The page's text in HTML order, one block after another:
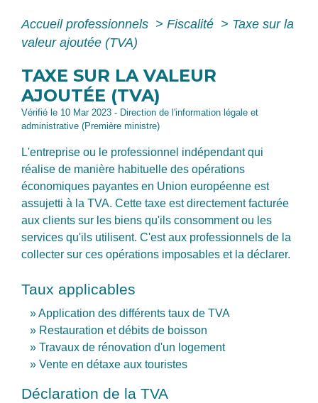
Accueil professionnels > Fiscalité > Taxe sur la
valeur ajoutée (TVA)
TAXE SUR LA VALEUR
AJOUTÉE (TVA)
Vérifié le 10 Mar 2023 - Direction de l'information légale et
administrative (Première ministre)
L'entreprise ou le professionnel indépendant qui
réalise de manière habituelle des opérations
économiques payantes en Union européenne est
assujetti à la TVA. Cette taxe est directement facturée
aux clients sur les biens qu'ils consomment ou les
services qu'ils utilisent. C'est aux professionnels de la
collecter sur ces opérations imposables et la déclarer.
Taux applicables
Application des différents taux de TVA
Restauration et débits de boisson
Travaux de rénovation d'un logement
Vente en détaxe aux touristes
Déclaration de la TVA